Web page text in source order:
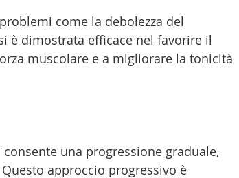
come la debolezza del
è dimostrata efficace nel favorire il
muscolare e a migliorare la tonicità
una progressione graduale,
approccio progressivo è